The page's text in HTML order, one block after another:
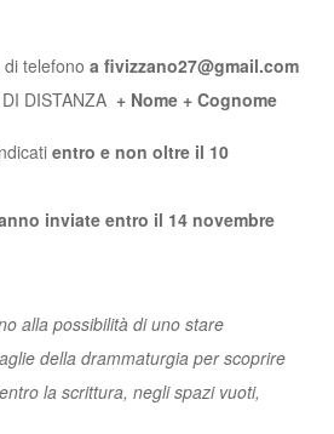
telefono a fivizzano27@gmail.com
DISTANZA + Nome + Cognome
entro e non oltre il 10
inviate entro il 14 novembre
alla possibilità di uno stare
della drammaturgia per scoprire
la scrittura, negli spazi vuoti,